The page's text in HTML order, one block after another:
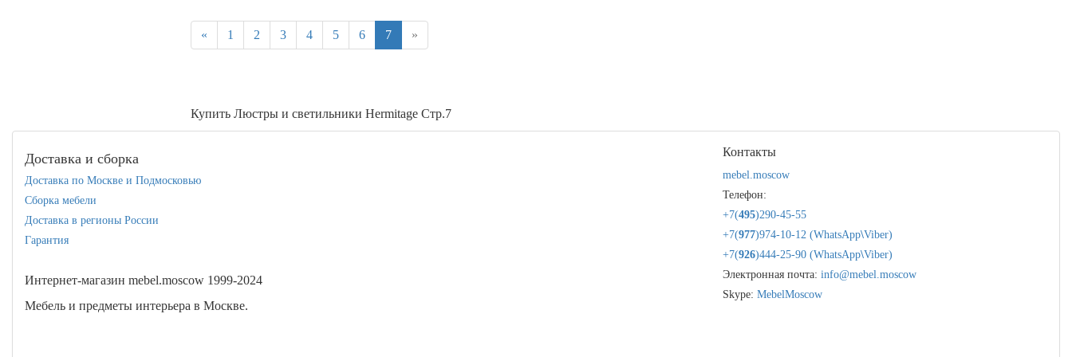
« 1 2 3 4 5 6 7 »
Купить Люстры и светильники Hermitage Стр.7
Доставка и сборка
Доставка по Москве и Подмосковью
Сборка мебели
Доставка в регионы России
Гарантия
Интернет-магазин mebel.moscow 1999-2024
Мебель и предметы интерьера в Москве.
Контакты
mebel.moscow
Телефон:
+7(495)290-45-55
+7(977)974-10-12 (WhatsApp\Viber)
+7(926)444-25-90 (WhatsApp\Viber)
Электронная почта: info@mebel.moscow
Skype: MebelMoscow